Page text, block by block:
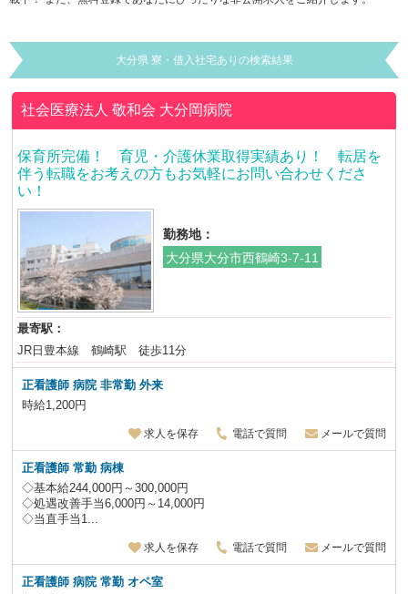
大分県 寮・借入社宅ありの検索結果
社会医療法人 敬和会 大分岡病院
保育所完備！ 育児・介護休業取得実績あり！ 転居を
伴う転職をお考えの方もお気軽にお問い合わせくださ
い！
勤務地：
大分県大分市西鶴崎3-7-11
最寄駅：
JR日豊本線 鶴崎駅 徒歩11分
正看護師 病院 非常勤 外来
時給1,200円
求人を保存 電話で質問 メールで質問
正看護師 常勤 病棟
◇基本給244,000円～300,000円
◇処遇改善手当6,000円～14,000円
◇当直手当1...
求人を保存 電話で質問 メールで質問
正看護師 病院 常勤 オペ室